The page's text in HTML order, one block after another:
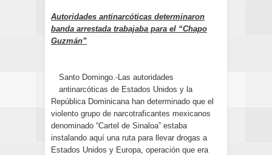
Autoridades antinarcóticas determinaron
banda arrestada trabajaba para el “Chapo
Guzmán”
Santo Domingo.-Las autoridades
antinarcóticas de Estados Unidos y la
República Dominicana han determinado que el
violento grupo de narcotraficantes mexicanos
denominado “Cartel de Sinaloa” estaba
instalando aquí una ruta para llevar drogas a
Estados Unidos y Europa, operación que era